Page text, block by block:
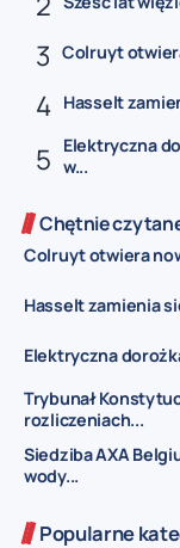
Colruyt
Hasselt
Elektryczna
w...
Chętnie
Colruyt otwiera
Hasselt zamienia
Elektryczna
Trybunał
rozliczeniach...
Siedziba AXA
wody...
Popularne